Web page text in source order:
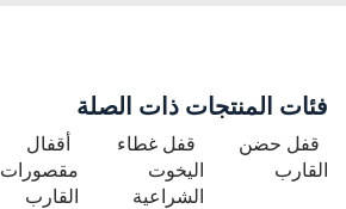
فئات المنتجات ذات الصلة
قفل حضن
القارب
قفل غطاء
اليخوت
الشراعية
أقفال
مقصورات
القارب